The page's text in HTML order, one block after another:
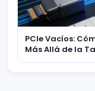
PCIe Vacíos:
Más Allá de la